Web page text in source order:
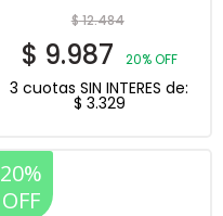
$12.484
$ 9.987 20% OFF
3 cuotas SIN INTERES de:
$ 3.329
20%
OFF